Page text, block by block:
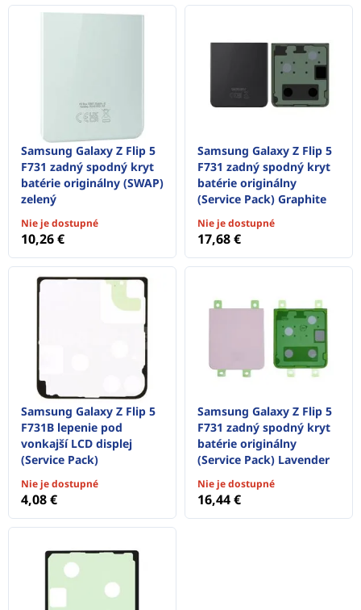
Samsung Galaxy Z Flip 5
F731 zadný spodný kryt
batérie originálny (SWAP)
zelený
Nie je dostupné
10,26 €
Samsung Galaxy Z Flip 5
F731 zadný spodný kryt
batérie originálny
(Service Pack) Graphite
Nie je dostupné
17,68 €
Samsung Galaxy Z Flip 5
F731B lepenie pod
vonkajší LCD displej
(Service Pack)
Nie je dostupné
4,08 €
Samsung Galaxy Z Flip 5
F731 zadný spodný kryt
batérie originálny
(Service Pack) Lavender
Nie je dostupné
16,44 €